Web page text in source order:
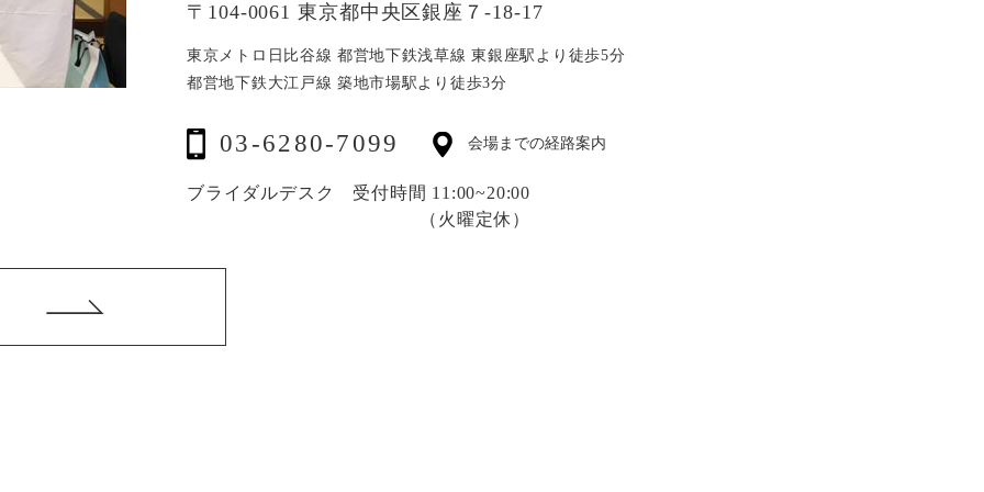
〒104-0061 東京都中央区銀座７-18-17
東京メトロ日比谷線 都営地下鉄浅草線東銀座駅より徒歩5分
都営地下鉄大江戸線 築地市場駅より徒歩3分
会場までの経路案内
03-6280-7099
ブライダルデスク 受付時間 11:00~20:00
（火曜定休）